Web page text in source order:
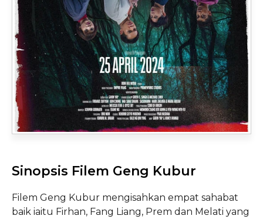
Sinopsis Filem Geng Kubur
Filem Geng Kubur mengisahkan empat sahabat
baik iaitu Firhan, Fang Liang, Prem dan Melati yang